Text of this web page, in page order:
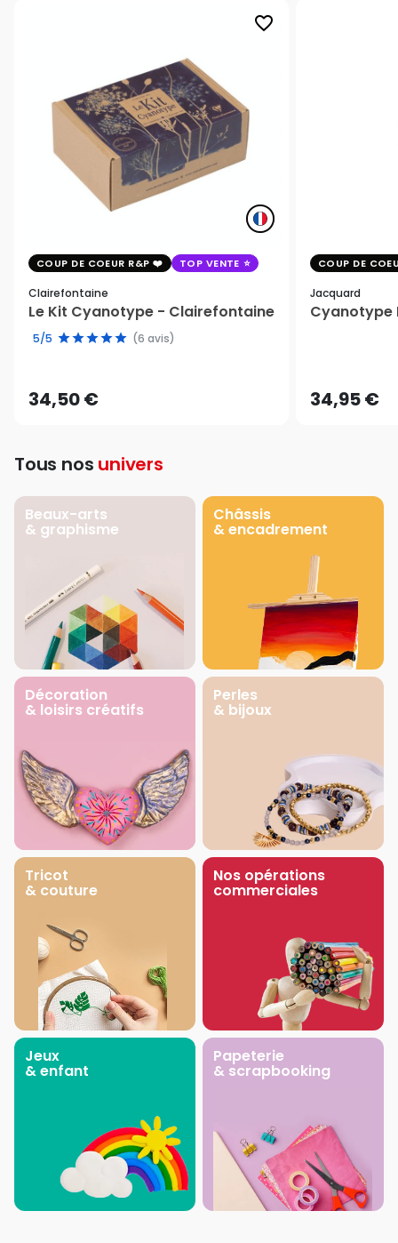
favorite_border
COUP DE COEUR R&P TOP VENTE
Clairefontaine
Le Kit Cyanotype - Clairefontaine
5/5 (6 avis)
34,50 €
COUP DE
Jacquard
Cyanotype
34,95 €
Tous nos univers
Beaux-arts
& graphisme
Châssis
& encadrement
Décoration
& loisirs créatifs
Perles
& bijoux
Tricot
& couture
Nos opérations
commerciales
Jeux
& enfant
Papeterie
& scrapbooking